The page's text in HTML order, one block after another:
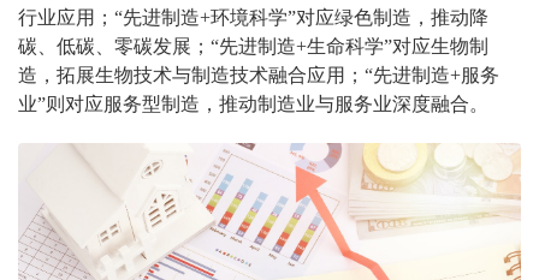
行业应用；“先进制造+环境科学”对应绿色制造，推动降
碳、低碳、零碳发展；“先进制造+生命科学”对应生物制
造，拓展生物技术与制造技术融合应用；“先进制造+服务
业”则对应服务型制造，推动制造业与服务业深度融合。